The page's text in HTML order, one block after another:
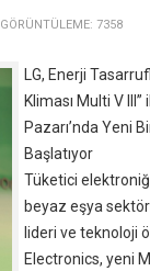
GÖRÜNTÜLEME: 7358
LG, Enerji
Kliması Multi V
Pazarı’nda Yeni
Başlatıyor
Tüketici
beyaz eşya
lideri ve teknoloji
Electronics, yeni